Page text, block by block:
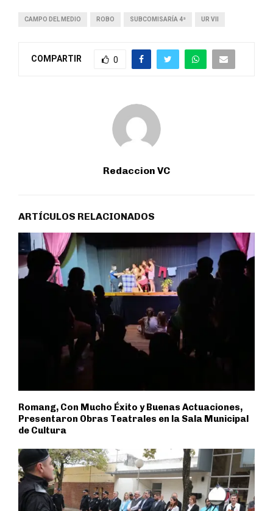
CAMPO DEL MEDIO ROBO SUBCOMISARÍA 4ª UR VII
COMPARTIR 0
Redaccion VC
ARTÍCULOS RELACIONADOS
Romang, Con Mucho Éxito y Buenas Actuaciones,
Presentaron Obras Teatrales en la Sala Municipal
de Cultura